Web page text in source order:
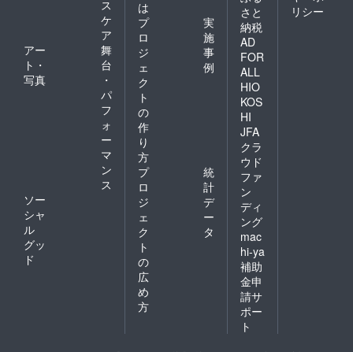
ス
ケ
ア
アー
ト・
写真
舞
台
・
パ
フ
ォ
ー
マ
ン
ス
ソー
シャ
ル
グッ
ド
は
プ
ロ
ジ
ェ
ク
ト
の
作
り
方
実
施
事
例
プ
ロ
ジ
ェ
ク
ト
の
広
め
方
統
計
デ
ー
タ
さと
納税
AD
FOR
ALL
HIO
KOS
HI
JFA
クラ
ウド
ファ
ン
ディ
ング
mac
hi-ya
補助
金申
請サ
ポー
ト
リシー